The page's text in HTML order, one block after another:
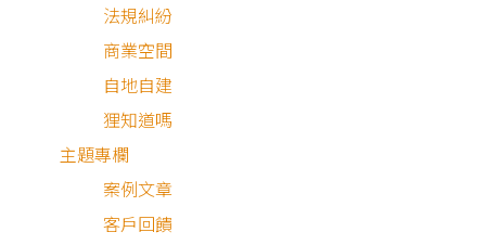
法規糾紛
商業空間
自地自建
狸知道嗎
主題專欄
案例文章
客戶回饋